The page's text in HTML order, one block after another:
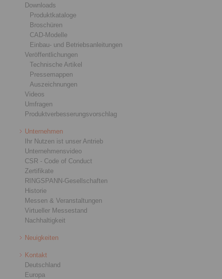
Downloads
Produktkataloge
Broschüren
CAD-Modelle
Einbau- und Betriebsanleitungen
Veröffentlichungen
Technische Artikel
Pressemappen
Auszeichnungen
Videos
Umfragen
Produktverbesserungsvorschlag
Unternehmen
Ihr Nutzen ist unser Antrieb
Unternehmensvideo
CSR - Code of Conduct
Zertifikate
RINGSPANN-Gesellschaften
Historie
Messen & Veranstaltungen
Virtueller Messestand
Nachhaltigkeit
Neuigkeiten
Kontakt
Deutschland
Europa